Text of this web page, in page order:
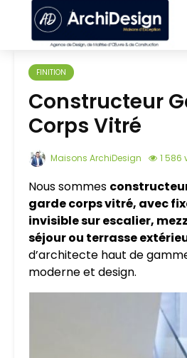
FINITION
Constructeur
Corps Vitré
Maisons ArchiDesign 1 586
Nous sommes
garde corps vitré, avec
invisible sur escalier,
séjour ou terrasse
d’architecte haut de
moderne et design.